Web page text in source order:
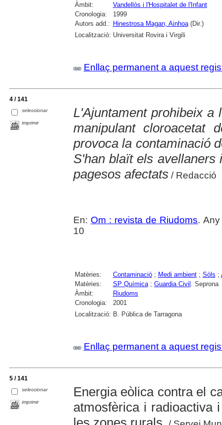
Àmbit:
Vandellòs i l'Hospitalet de l'Infant
Cronologia:
1999
Autors add.: Hinestrosa Magan, Ainhoa(Dir.)
Localització: Universitat Rovira i Virgili
Enllaç permanent a aquest
4 / 141
seleccionar
imprimir
L'Ajuntament prohibeix a
manipulant cloroacetat
provoca la contaminació
S'han blaït els
pagesos afectats/ Redacció
En: Om : revista de Riudoms.
10
Matèries: Contaminació; Medi ambient; Sòls ;
Matèries:
SP Química; Guardia Civil . Seprona
Àmbit:
Riudoms
Cronologia:
2001
Localització: B. Pública de Tarragona
Enllaç permanent a aquest
5 / 141
seleccionar
imprimir
Energia eòlica contra el
atmosfèrica i radioactiva